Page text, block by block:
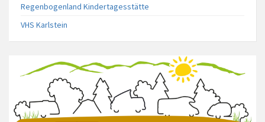
Regenbogenland Kindertagesstätte
VHS Karlstein